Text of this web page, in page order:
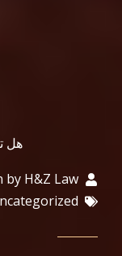
هل
by H&Z Law